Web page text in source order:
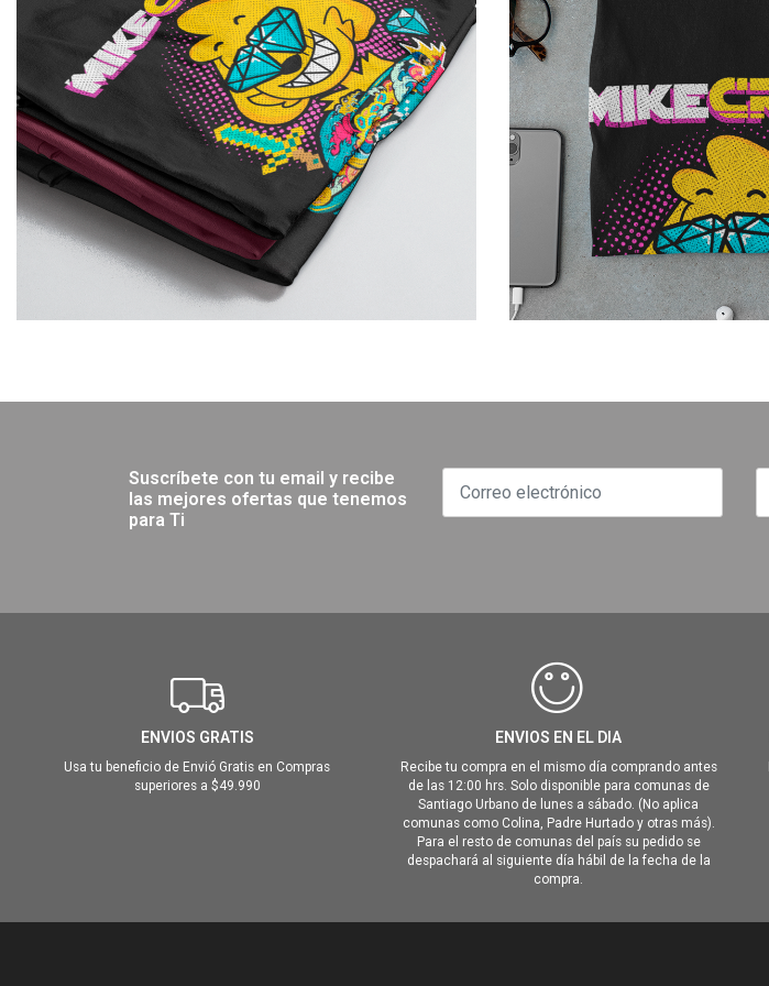
Suscríbete con tu email y recibe
las mejores ofertas que tenemos
para Ti
ENVIOS GRATIS
Usa tu beneficio de Envió Gratis en Compras
superiores a $49.990
ENVIOS EN EL DIA
Recibe tu compra en el mismo día comprando antes
de las 12:00 hrs. Solo disponible para comunas de
Santiago Urbano de lunes a sábado. (No aplica
comunas como Colina, Padre Hurtado y otras más).
Para el resto de comunas del país su pedido se
despachará al siguiente día hábil de la fecha de la
compra.